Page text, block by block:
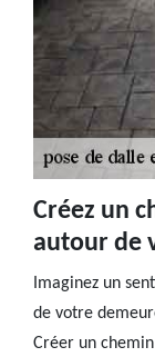
Créez un
autour de
Imaginez un
de votre
Créer un